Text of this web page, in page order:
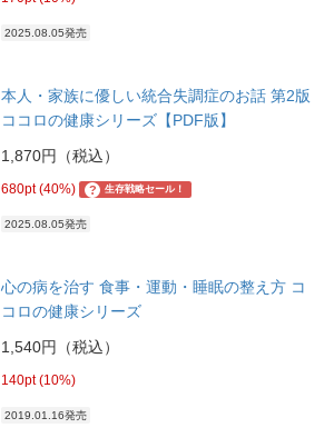
2025.08.05発売
本人・家族に優しい統合失調症のお話 第2版
ココロの健康シリーズ【PDF版】
1,870円（税込）
680pt (40%) ? 生存戦略セール！
2025.08.05発売
心の病を治す 食事・運動・睡眠の整え方 コ
コロの健康シリーズ
1,540円（税込）
140pt (10%)
2019.01.16発売